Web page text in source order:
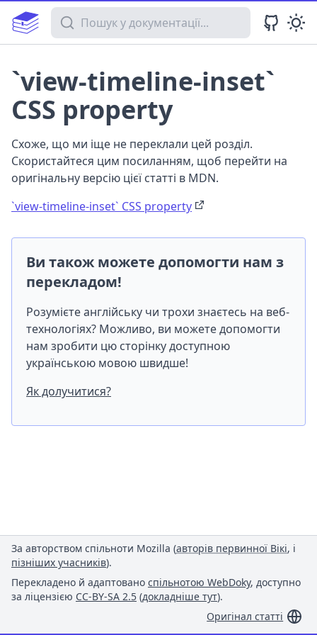
Пошук у документації
`view-timeline-inset`
CSS property
Схоже, що ми іще не переклали цей розділ.
Скористайтеся цим посиланням, щоб перейти на
оригінальну версію цієї статті в MDN.
`view-timeline-inset` CSS property
Ви також можете допомогти нам з
перекладом!
Розумієте англійську чи трохи знаєтесь на веб-
технологіях? Можливо, ви можете допомогти
нам зробити цю сторінку доступною
українською мовою швидше!
Як долучитися?
За авторством спільноти Mozilla (авторів первинної Вікі, і
пізніших учасників).
Перекладено й адаптовано спільнотою WebDoky, доступно
за ліцензією CC-BY-SA 2.5 (докладніше тут).
Оригінал статті